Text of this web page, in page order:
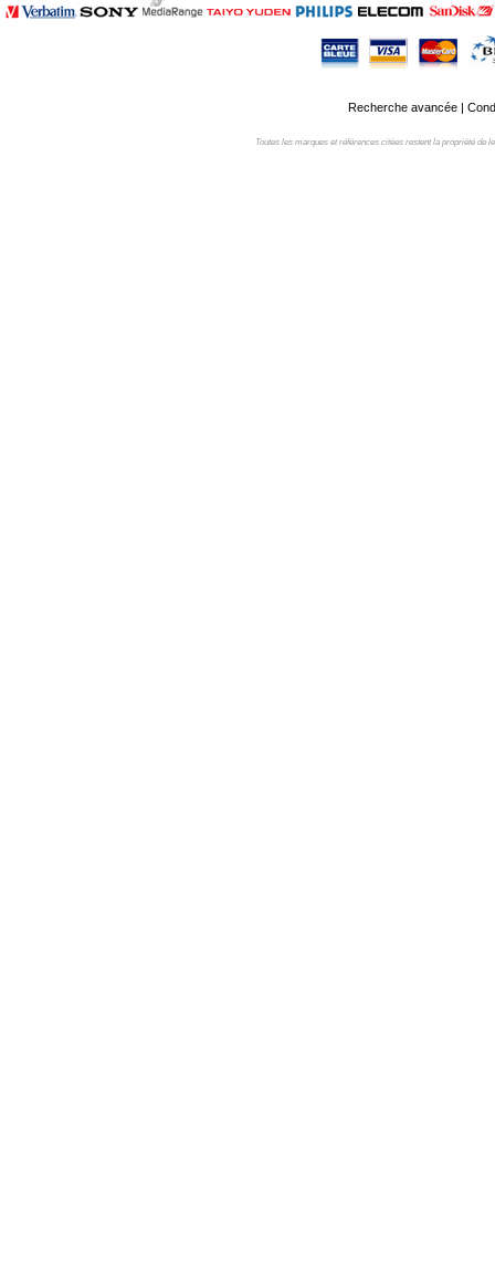
Recherche avancée|
Toutes les marques et références citées restent la propriété de